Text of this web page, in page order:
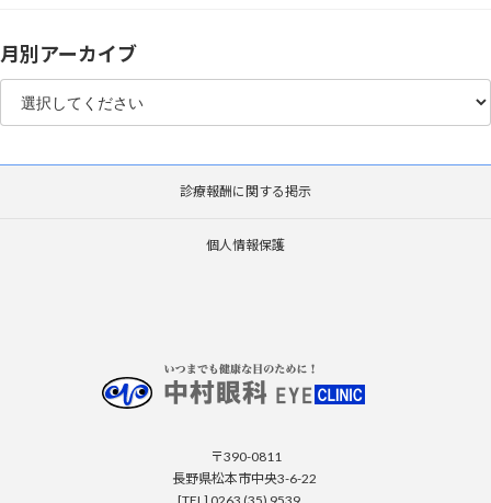
月別アーカイブ
診療報酬に関する掲示
個人情報保護
〒390-0811
長野県松本市中央3-6-22